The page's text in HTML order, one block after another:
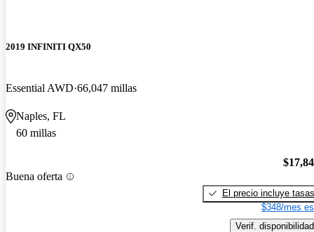
2019 INFINITI QX50
Essential AWD 66,047 millas
Naples, FL
60 millas
Buena oferta
El precio incluye tasas
$348/mes
Verif. disponibilidad